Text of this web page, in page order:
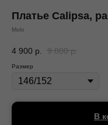
Платье Calipsa,
Molo
4 900 р. 9 800 р.
Размер
В